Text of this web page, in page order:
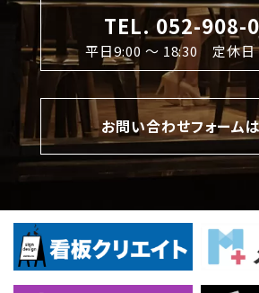
TEL. 052-908-
平日9:00 〜 18:30 定休日
お問い合わせフォーム